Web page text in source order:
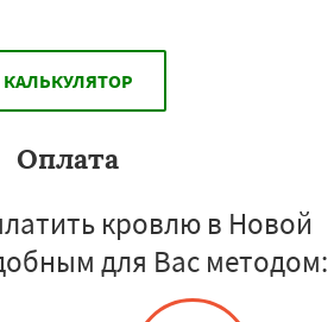
КАЛЬКУЛЯТОР
Оплата
кровлю в Новой
для Вас методом: